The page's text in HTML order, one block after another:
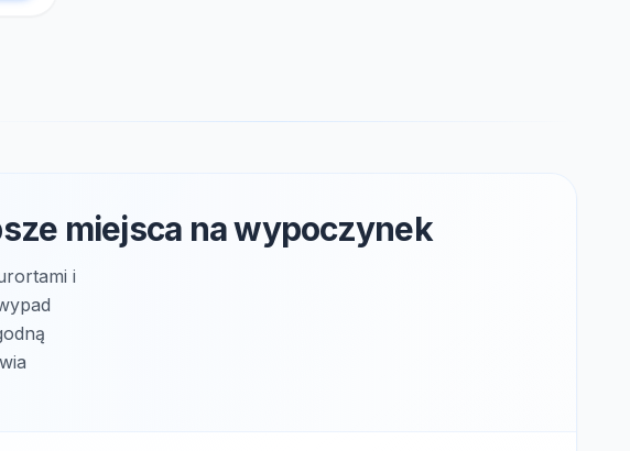
miejsca na wypoczynek
i